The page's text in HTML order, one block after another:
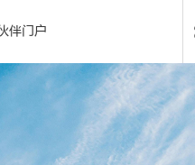
· 砂浆粉料 · 新能源
· 经典工程
动
伴门户